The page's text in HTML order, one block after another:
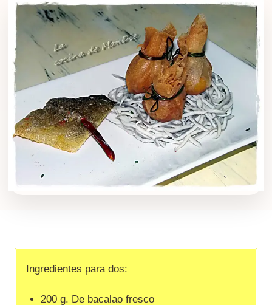
Ingredientes para dos:
200 g. De bacalao fresco